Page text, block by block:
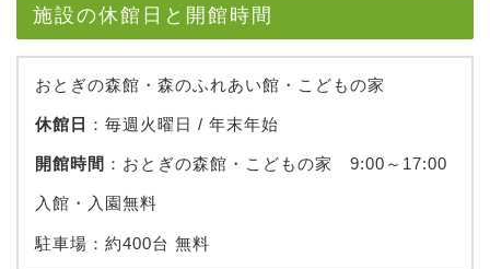
施設の休館日と開館時間
おとぎの森館・森のふれあい館・こどもの家
休館日 ：毎週火曜日 / 年末年始
開館時間 ：おとぎの森館・こどもの家 9:00～17:00
入館・入園無料
駐車場：約400台 無料